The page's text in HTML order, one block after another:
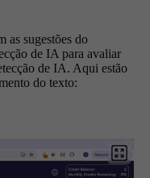
as sugestões do
de IA para avaliar
de IA. Aqui estão
do texto: